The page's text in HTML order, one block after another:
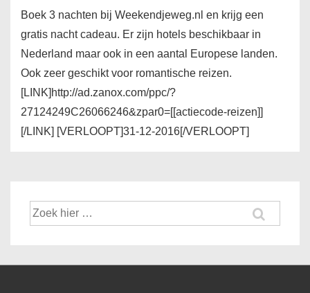
Boek 3 nachten bij Weekendjeweg.nl en krijg een
gratis nacht cadeau. Er zijn hotels beschikbaar in
Nederland maar ook in een aantal Europese landen.
Ook zeer geschikt voor romantische reizen.
[LINK]http://ad.zanox.com/ppc/?
27124249C26066246&zpar0=[[actiecode-reizen]]
[/LINK] [VERLOOPT]31-12-2016[/VERLOOPT]
Zoek
naar: